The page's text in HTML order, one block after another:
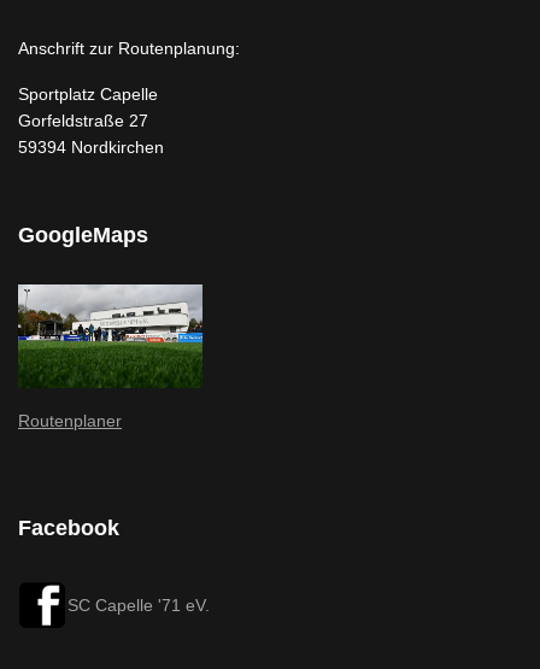
Anschrift zur Routenplanung:
Sportplatz Capelle
Gorfeldstraße 27
59394 Nordkirchen
GoogleMaps
Routenplaner
Facebook
SC Capelle '71 eV.